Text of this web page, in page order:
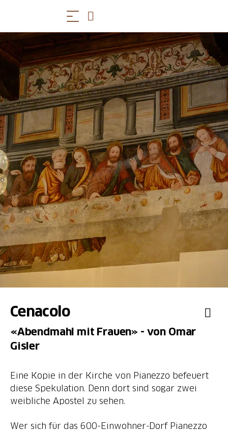
Cenacolo
«Abendmahl mit Frauen» - von Omar
Gisler
Eine Kopie in der Kirche von Pianezzo befeuert
diese Spekulation. Denn dort sind sogar zwei
weibliche Apostel zu sehen.
Wer sich für das 600-Einwohner-Dorf Pianezzo